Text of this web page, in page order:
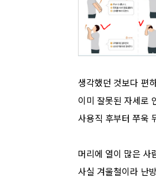
생각했던 것보다 편
이미 잘못된 자세로
사용직 후부터 쭈욱
머리에 열이 많은 사
사실 겨울철이라 난